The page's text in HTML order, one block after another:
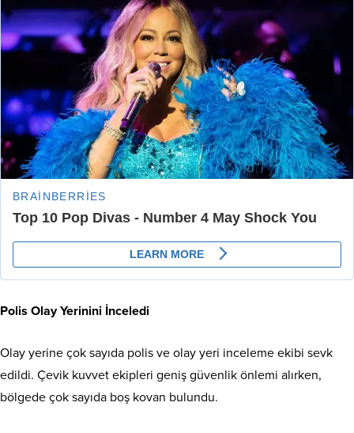
Polis Olay Yerinini İnceledi
Olay yerine çok sayıda polis ve olay yeri inceleme ekibi sevk
edildi. Çevik kuvvet ekipleri geniş güvenlik önlemi alırken,
bölgede çok sayıda boş kovan bulundu.